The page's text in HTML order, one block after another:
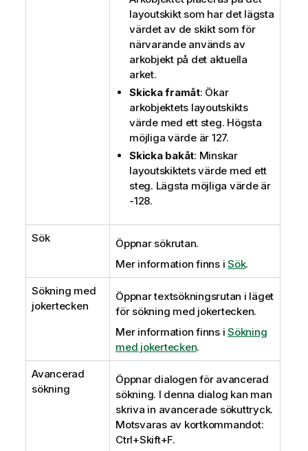
layoutskikt som har det lägsta
värdet av de skikt som för
närvarande används av
arkobjekt på det aktuella
arket.
Skicka framåt: Ökar
arkobjektets layoutskikts
värde med ett steg. Högsta
möjliga värde är 127.
Skicka bakåt: Minskar
layoutskiktets värde med ett
steg. Lägsta möjliga värde är
-128.
Sök
Öppnar sökrutan.
Mer information finns i Sök.
Sökning med
jokertecken
Öppnar textsökningsrutan i läget
för sökning med jokertecken.
Mer information finns i Sökning
med jokertecken.
Avancerad
sökning
Öppnar dialogen för avancerad
sökning. I denna dialog kan man
skriva in avancerade sökuttryck.
Motsvaras av kortkommandot:
Ctrl+Skift+F.